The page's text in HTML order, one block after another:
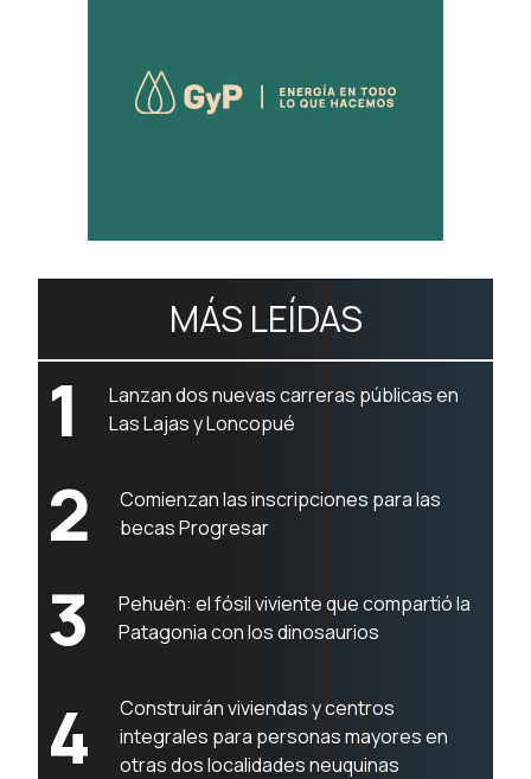
MÁS LEÍDAS
1
Lanzan dos nuevas carreras públicas en
Las Lajas y Loncopué
2
Comienzan las inscripciones para las
becas Progresar
3
Pehuén: el fósil viviente que compartió la
Patagonia con los dinosaurios
4
Construirán viviendas y centros
integrales para personas mayores en
otras dos localidades neuquinas